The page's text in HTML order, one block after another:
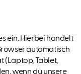
ein. Hierbei handelt
automatisch
(Laptop, Tablet,
wenn du unsere